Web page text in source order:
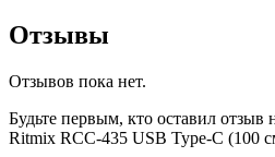
Отзывы
Отзывов пока нет.
Будьте первым, кто оставил отзыв
Ritmix RCC-435 USB Type-C (100